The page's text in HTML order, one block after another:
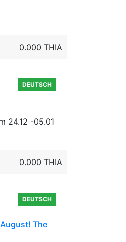
0.000 THIA
DEUTSCH
24.12 -05.01
0.000 THIA
DEUTSCH
The